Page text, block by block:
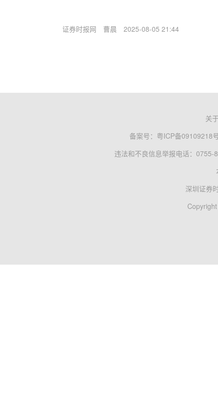
证券时报网 曹晨 2025-08-05 21:44
关
备案号： 粤ICP备09109218
违法和不良信息举报电话：0755-
深圳证券